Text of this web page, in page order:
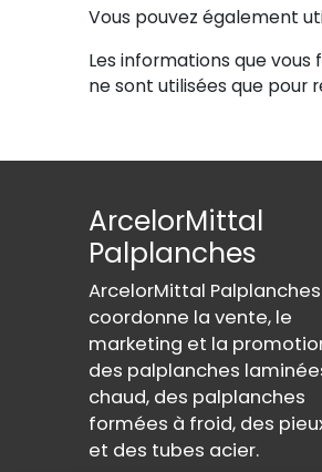
Vous pouvez également
Les informations que
ne sont utilisées que pour
ArcelorMittal
Palplanches
ArcelorMittal Palplanches
coordonne la vente, le
marketing et la
des palplanches
chaud, des palplanches
formées à froid, des
et des tubes acier.